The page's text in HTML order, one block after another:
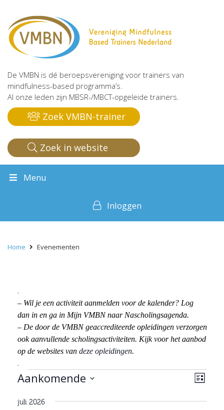
De VMBN is dé beroepsvereniging voor trainers van
mindfulness-based programma’s.
Al onze leden zijn MBSR-/MBCT-opgeleide trainers.
Zoek VMBN-trainer
Zoek in website
Menu
Inloggen
Home Evenementen
.
– Wil je een activiteit aanmelden voor de kalender? Log
dan in en ga in Mijn VMBN naar Nascholingsagenda.
– De door de VMBN geaccrediteerde opleidingen verzorgen
ook aanvullende scholingsactiviteiten. Kijk voor het aanbod
op de websites van deze opleidingen.
.
Evenementen Lijst
Aankomende
een
juli 2026